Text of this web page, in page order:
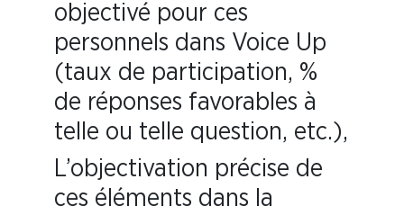
objectivé pour ces
personnels dans Voice Up
(taux de participation, %
de réponses favorables à
telle ou telle question, etc.),
L’objectivation précise de
ces éléments dans la